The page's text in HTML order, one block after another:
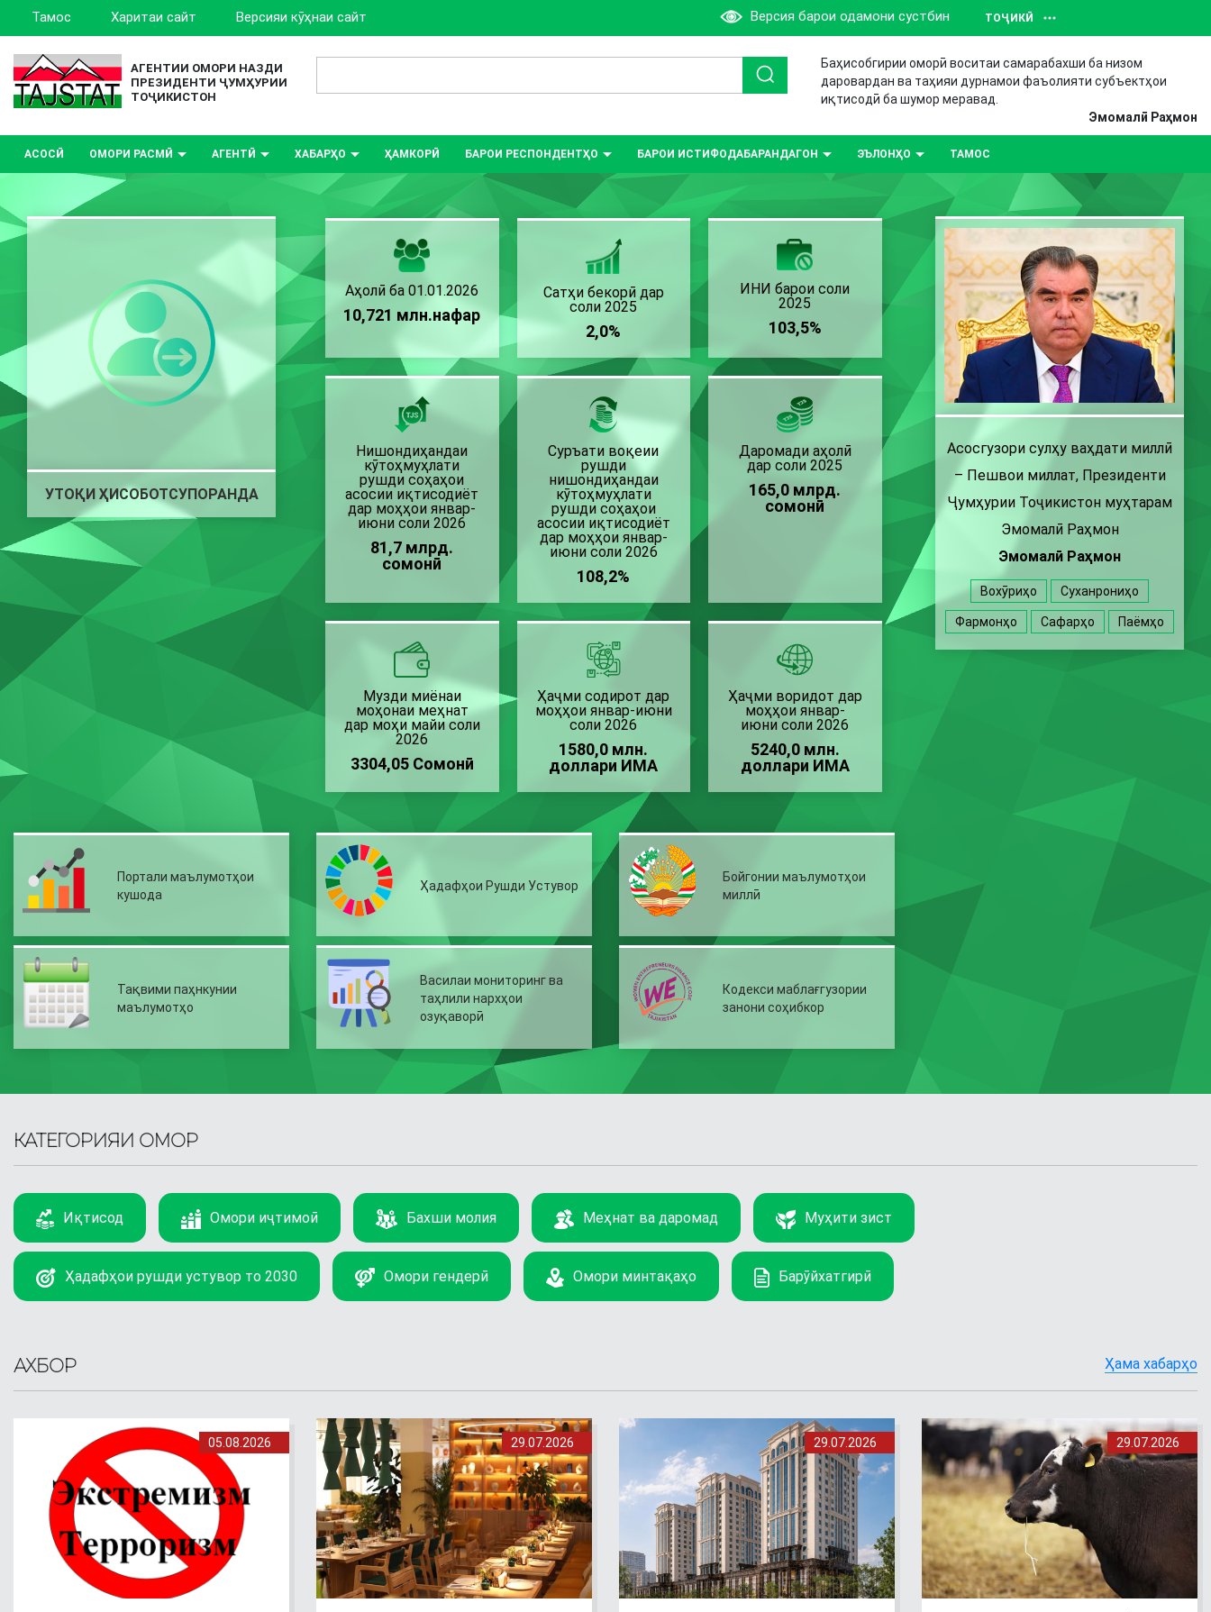
Тамос Харитаи сайт Версияи кӯҳнаи сайт Версия барои одамони сустбин ТОҶИКӢ
АГЕНТИИ ОМОРИ НАЗДИ
ПРЕЗИДЕНТИ ҶУМҲУРИИ
ТОҶИКИСТОН
Баҳисобгирии оморӣ воситаи самарабахши ба низом
даровардан ва таҳияи дурнамои фаъолияти субъектҳои
иқтисодӣ ба шумор меравад.
Эмомалӣ Раҳмон
АСОСӢ ОМОРИ РАСМӢ АГЕНТӢ ХАБАРҲО ҲАМКОРӢ БАРОИ РЕСПОНДЕНТҲО БАРОИ ИСТИФОДАБАРАНДАГОН ЭЪЛОНҲО ТАМОС
УТОҚИ ҲИСОБОТСУПОРАНДА
Аҳолӣ ба 01.01.2026
10,721 млн.нафар
Сатҳи бекорӣ дар
соли 2025
2,0%
ИНИ барои соли
2025
103,5%
Нишондиҳандаи
кӯтоҳмуҳлати
рушди соҳаҳои
асосии иқтисодиёт
дар моҳҳои январ-
июни соли 2026
81,7 млрд.
сомонӣ
Суръати воқеии
рушди
нишондиҳандаи
кӯтоҳмуҳлати
рушди соҳаҳои
асосии иқтисодиёт
дар моҳҳои январ-
июни соли 2026
108,2%
Даромади аҳолӣ
дар соли 2025
165,0 млрд.
сомонӣ
Музди миёнаи
моҳонаи меҳнат
дар моҳи майи соли
2026
3304,05 Сомонӣ
Ҳаҷми содирот дар
моҳҳои январ-июни
соли 2026
1580,0 млн.
доллари ИМА
Ҳаҷми воридот дар
моҳҳои январ-
июни соли 2026
5240,0 млн.
доллари ИМА
Портали маълумотҳои
кушода
Ҳадафҳои Рушди Устувор
Бойгонии маълумотҳои
миллӣ
Тақвими паҳнкунии
маълумотҳо
Василаи мониторинг ва
таҳлили нархҳои
озуқаворӣ
Кодекси маблағгузории
занони соҳибкор
Асосгузори сулҳу ваҳдати миллӣ
– Пешвои миллат, Президенти
Ҷумҳурии Тоҷикистон муҳтарам
Эмомалӣ Раҳмон
Эмомалӣ Раҳмон
Вохӯриҳо Суханрониҳо
Фармонҳо Сафарҳо Паёмҳо
КАТЕГОРИЯИ ОМОР
Иқтисод Омори иҷтимоӣ Бахши молия Меҳнат ва даромад Муҳити зист
Ҳадафҳои рушди устувор то 2030 Омори гендерӣ Омори минтақаҳо Барӯйхатгирӣ
АХБОР Ҳама хабарҳо
05.08.2026 29.07.2026 29.07.2026 29.07.2026